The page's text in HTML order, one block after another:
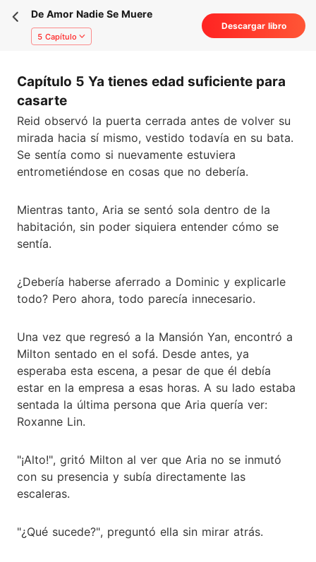
De Amor Nadie Se Muere
5 Capítulo
Descargar libro
Capítulo 5 Ya tienes edad suficiente para
casarte
Reid observó la puerta cerrada antes de volver su
mirada hacia sí mismo, vestido todavía en su bata.
Se sentía como si nuevamente estuviera
entrometiéndose en cosas que no debería.
Mientras tanto, Aria se sentó sola dentro de la
habitación, sin poder siquiera entender cómo se
sentía.
¿Debería haberse aferrado a Dominic y explicarle
todo? Pero ahora, todo parecía innecesario.
Una vez que regresó a la Mansión Yan, encontró a
Milton sentado en el sofá. Desde antes, ya
esperaba esta escena, a pesar de que él debía
estar en la empresa a esas horas. A su lado estaba
sentada la última persona que Aria quería ver:
Roxanne Lin.
"¡Alto!", gritó Milton al ver que Aria no se inmutó
con su presencia y subía directamente las
escaleras.
"¿Qué sucede?", preguntó ella sin mirar atrás.